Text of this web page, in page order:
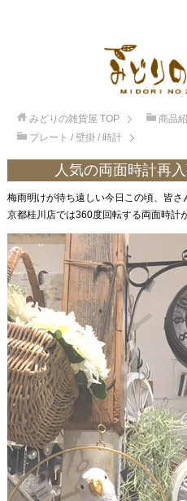
みどりの雑貨屋 TOP 商品
プレート / 壁掛 / 時計
人気の両面時計再
梅雨明けが待ち遠しい今日この頃、皆さ
京都桂川店では360度回転する両面時計